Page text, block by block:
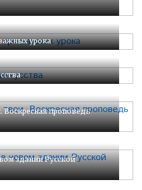
урока
проповедь
здании Русской